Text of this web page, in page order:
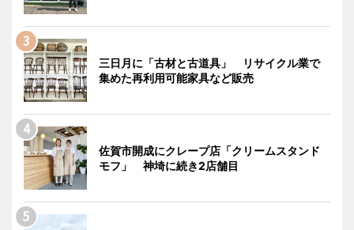
三日月に「古材と古道具」 リサイクル業で
集めた再利用可能家具など販売
佐賀市開成にクレープ店「クリームスタンド
モフ」 神埼に続き2店舗目